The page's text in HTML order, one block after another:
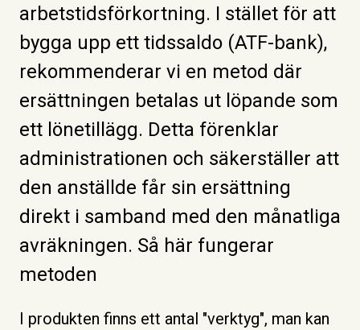
arbetstidsförkortning. I stället för att
bygga upp ett tidssaldo (ATF-bank),
rekommenderar vi en metod där
ersättningen betalas ut löpande som
ett lönetillägg. Detta förenklar
administrationen och säkerställer att
den anställde får sin ersättning
direkt i samband med den månatliga
avräkningen. Så här fungerar
metoden
I produkten finns ett antal "verktyg", man kan